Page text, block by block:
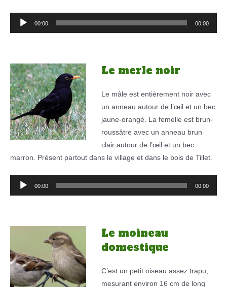
Lecteur
00:00 00:00
Le merle noir
Le mâle est entièrement noir avec
un anneau autour de l’œil et un bec
jaune-orangé. La femelle est brun-
roussâtre avec un anneau brun
clair autour de l’œil et un bec
marron. Présent partout dans le village et dans le bois de Tillet.
Lecteur
00:00 00:00
Le moineau
domestique
C’est un petit oiseau assez trapu,
mesurant environ 16 cm de long